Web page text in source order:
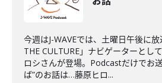
今週はJ-WAVEでは、土曜日午後に
THE CULTURE」ナビゲーターとし
ロシさんが登場。Podcastだけでお
ば”のお話は…藤原ヒロ...